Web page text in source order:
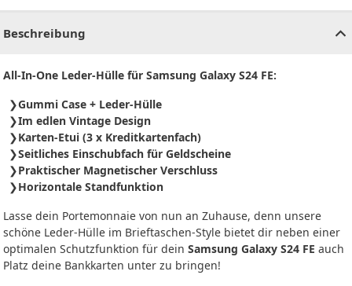
Beschreibung
All-In-One Leder-Hülle für Samsung Galaxy S24 FE:
Gummi Case + Leder-Hülle
Im edlen Vintage Design
Karten-Etui (3 x Kreditkartenfach)
Seitliches Einschubfach für Geldscheine
Praktischer Magnetischer Verschluss
Horizontale Standfunktion
Lasse dein Portemonnaie von nun an Zuhause, denn unsere
schöne Leder-Hülle im Brieftaschen-Style bietet dir neben einer
optimalen Schutzfunktion für dein Samsung Galaxy S24 FE auch
Platz deine Bankkarten unter zu bringen!